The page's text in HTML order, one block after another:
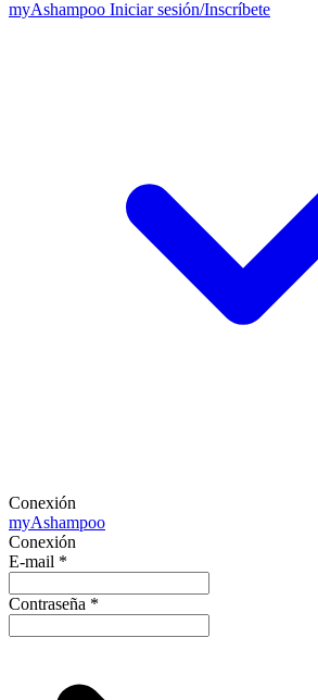
myAshampoo Iniciar sesión/Inscríbete
Conexión
myAshampoo
Conexión
E-mail *
Contraseña *